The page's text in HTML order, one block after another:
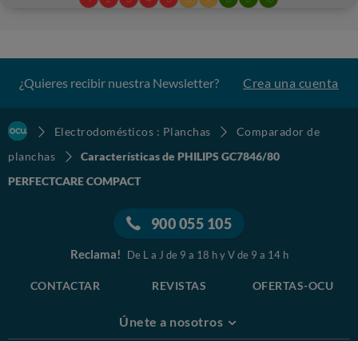
¿Quieres recibir nuestra Newsletter? Crea una cuenta
Electrodomésticos : Planchas
Comparador de
planchas
Características de PHILIPS GC7846/80
PERFECTCARE COMPACT
900 055 105
Reclama! De L a J de 9 a 18 h y V de 9 a 14 h
CONTACTAR REVISTAS OFERTAS-OCU
Únete a nosotros